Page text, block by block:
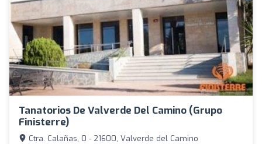
Tanatorios De Valverde Del Camino (Grupo
Finisterre)
Ctra. Calañas, 0 - 21600, Valverde del Camino